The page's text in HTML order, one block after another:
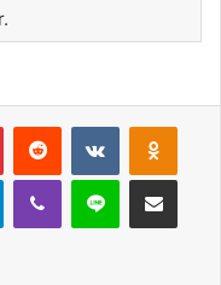
PinterestReddit VKontakte
TelegramViber Line E-Posta ile